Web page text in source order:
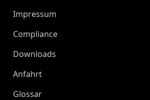
Impressum
Compliance
Downloads
Anfahrt
Glossar